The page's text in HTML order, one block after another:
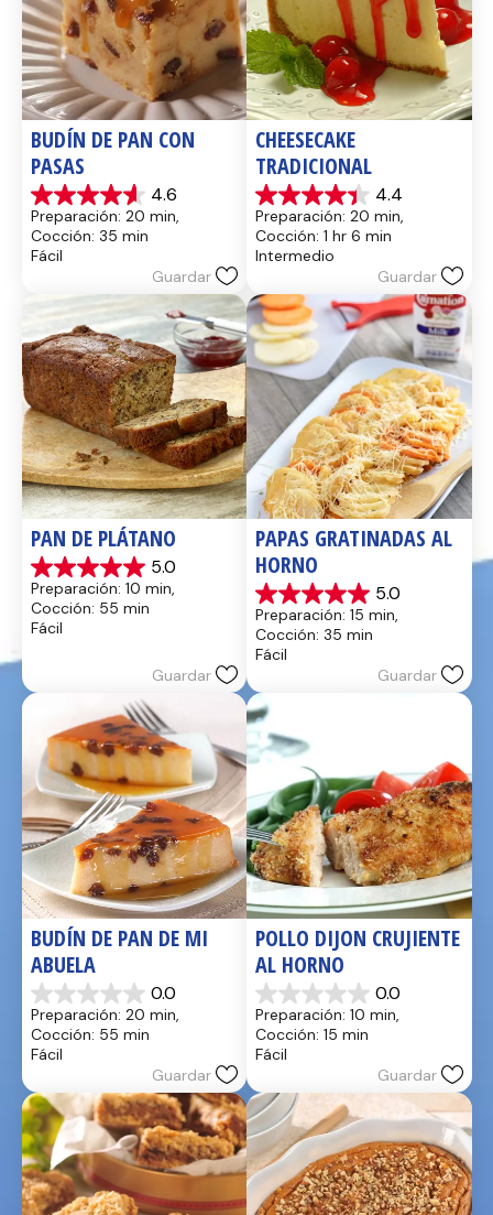
BUDÍN DE PAN CON
PASAS
4.6
4.6
de
5
estrellas.
reseñas
Preparación: 20 min,
Cocción: 35 min
Fácil
Guardar
CHEESECAKE
TRADICIONAL
4.4
4.4
de
5
estrellas.
reseñas
Preparación: 20 min,
Cocción: 1 hr 6 min
Intermedio
Guardar
PAN DE PLÁTANO
5.0
5.0
de
5
estrellas.
Preparación: 10 min,
Cocción: 55 min
Fácil
Guardar
PAPAS GRATINADAS AL
HORNO
5.0
5.0
de
5
estrellas.
reseñas
Preparación: 15 min,
Cocción: 35 min
Fácil
Guardar
BUDÍN DE PAN DE MI
ABUELA
0.0
0.0
de
5
estrellas.
Preparación: 20 min,
Cocción: 55 min
Fácil
Guardar
POLLO DIJON CRUJIENTE
AL HORNO
0.0
0.0
de
5
estrellas.
Preparación: 10 min,
Cocción: 15 min
Fácil
Guardar